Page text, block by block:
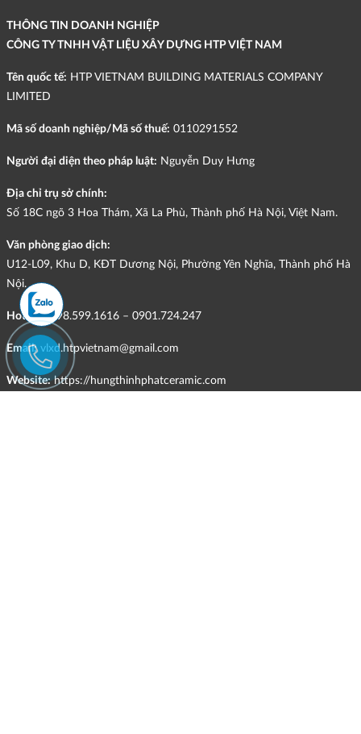
THÔNG TIN DOANH NGHIỆP
CÔNG TY TNHH VẬT LIỆU XÂY DỰNG HTP VIỆT NAM
Tên quốc tế: HTP VIETNAM BUILDING MATERIALS COMPANY
LIMITED
Mã số doanh nghiệp/Mã số thuế: 0110291552
Người đại diện theo pháp luật: Nguyễn Duy Hưng
Địa chỉ trụ sở chính:
Số 18C ngõ 3 Hoa Thám, Xã La Phù, Thành phố Hà Nội, Việt Nam.
Văn phòng giao dịch:
U12-L09, Khu D, KĐT Dương Nội, Phường Yên Nghĩa, Thành phố Hà
Nội.
Hotline:098.599.1616 – 0901.724.247
Email: vlxd.htpvietnam@gmail.com
Website: https://hungthinhphatceramic.com